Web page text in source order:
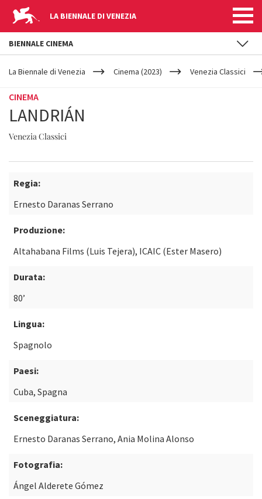
LA BIENNALE DI VENEZIA
YOUR
ARE
La Biennale di Venezia Cinema (2023) Venezia Classici
CINEMA
LANDRIÁN
Venezia Classici
Regia:
Ernesto Daranas Serrano
Produzione:
Altahabana Films (Luis Tejera), ICAIC (Ester Masero)
Durata:
80’
Lingua:
Spagnolo
Paesi:
Cuba, Spagna
Sceneggiatura:
Ernesto Daranas Serrano, Ania Molina Alonso
Fotografia:
Ángel Alderete Gómez
BIENNALE CINEMA